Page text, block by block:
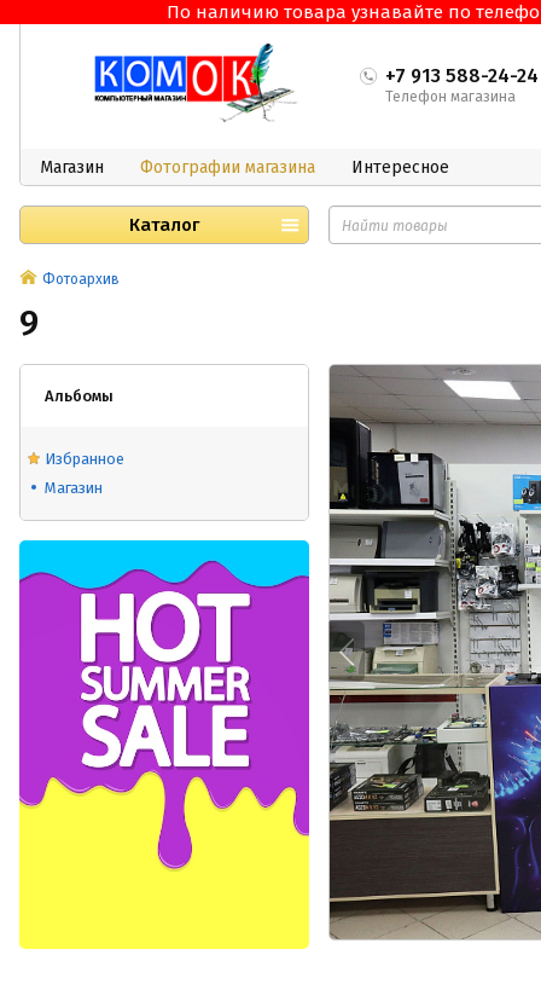
По наличию товара узнавайте по
+7 913 588-24-24
Телефон магазина
Магазин Фотографии магазина Интересное
Каталог
Фотоархив
9
Альбомы
Избранное
Магазин